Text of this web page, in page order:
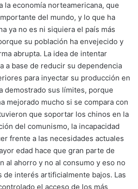
la economía norteamericana, que
del mundo, y lo que ha
ya no es ni siquiera el país más
su población ha envejecido y
abrupta. La idea de intentar
a base de reducir su dependencia
para inyectar su producción en
demostrado sus límites, porque
mejorado mucho si se compara con
que soportar los chinos en la
del comunismo, la incapacidad
frente a las necesidades actuales
edad hace que gran parte de
al ahorro y no al consumo y eso no
de interés artificialmente bajos. Las
el acceso de los más